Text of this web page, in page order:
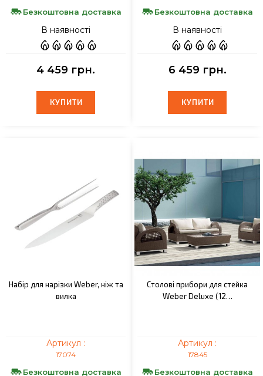
Безкоштовна доставка
В наявності
4 459 грн.
КУПИТИ
КУПИТИ
Безкоштовна доставка
В наявності
6 459 грн.
КУПИТИ
КУПИТИ
Набір для нарізки Weber, ніж та
вилка
Артикул :
17074
Безкоштовна доставка
Столові прибори для стейка
Weber Deluxe (12…
Артикул :
17845
Безкоштовна доставка